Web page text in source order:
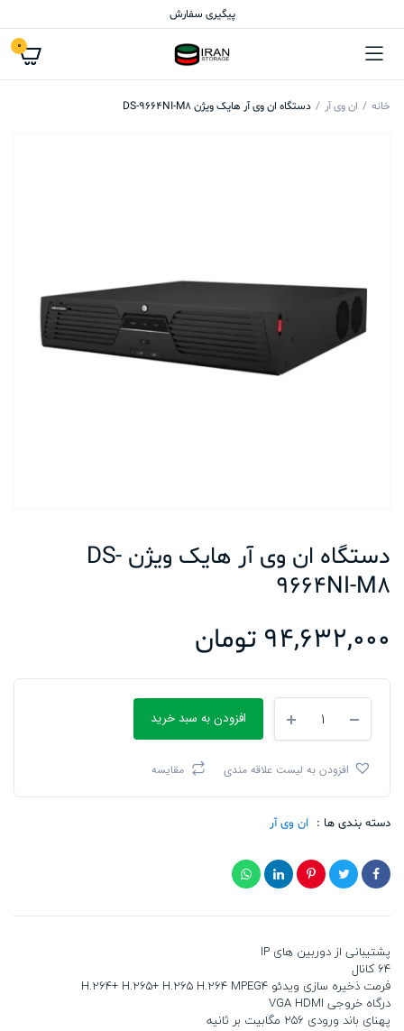
پیگیری سفارش
0
خانه ان وی آر دستگاه ان وی آر هایک ویژن DS-9664NI-M8
دستگاه ان وی آر هایک ویژن DS-
9664NI-M8
94,632,000 تومان
وی
هایک
9664NI-
تعداد
افزودن به سبد خرید
افزودن به لیست علاقه مندی مقایسه
دسته بندی ها : ان وی آر
پشتیبانی از دوربین های IP
64 کانال
فرمت ذخیره سازی ویدئو H.264+ H.265+ H.265 H.264 MPEG4
درگاه خروجی VGA HDMI
پهنای باند ورودی 256 مگابیت بر ثانیه